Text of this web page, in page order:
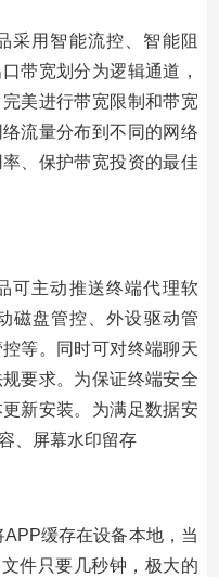
采用智能流控、智能阻
带宽划分为逻辑通道，
美进行带宽限制和带宽
流量分布到不同的网络
、保护带宽投资的最佳
可主动推送终端代理软
磁盘管控、外设驱动管
等。同时可对终端聊天
要求。为保证终端安全
新安装。为满足数据安
、屏幕水印留存
缓存在设备本地，当
件只要几秒钟，极大的